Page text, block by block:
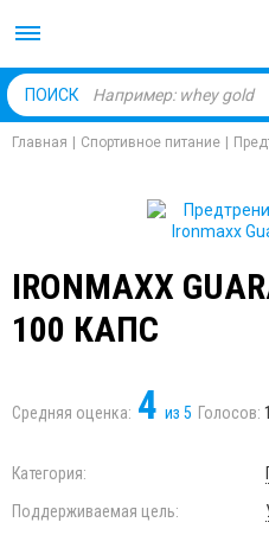
ПОИСК
Главная Спортивное питание
IRONMAXX
100 КАПС
Средняя оценка: 4 из 5 Голосов: 1
Категория:
Поддерживаемая цель: